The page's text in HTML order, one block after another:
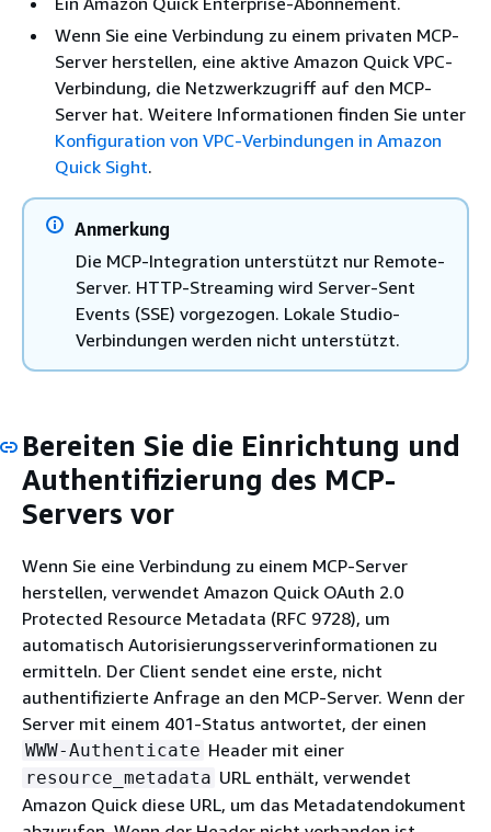
Wenn Sie eine Verbindung zu einem privaten MCP-
Server herstellen, eine aktive Amazon Quick VPC-
Verbindung, die Netzwerkzugriff auf den MCP-
Server hat. Weitere Informationen finden Sie unter
Konfiguration von VPC-Verbindungen in Amazon
Quick Sight.
Anmerkung
Die MCP-Integration unterstützt nur Remote-
Server. HTTP-Streaming wird Server-Sent
Events (SSE) vorgezogen. Lokale Studio-
Verbindungen werden nicht unterstützt.
Bereiten Sie die Einrichtung und
Authentifizierung des MCP-
Servers vor
Wenn Sie eine Verbindung zu einem MCP-Server
herstellen, verwendet Amazon Quick OAuth 2.0
Protected Resource Metadata (RFC 9728), um
automatisch Autorisierungsserverinformationen zu
ermitteln. Der Client sendet eine erste, nicht
authentifizierte Anfrage an den MCP-Server. Wenn der
Server mit einem 401-Status antwortet, der einen
WWW-Authenticate Header mit einer
resource_metadata URL enthält, verwendet
Amazon Quick diese URL, um das Metadatendokument